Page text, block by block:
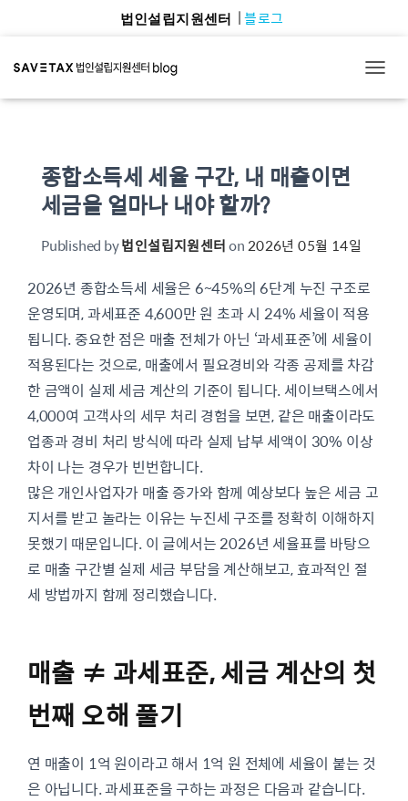
법인설립지원센터 블로그
종합소득세 세율 구간, 내 매출이면
세금을 얼마나 내야 할까?
Published by법인설립지원센터on2026년 05월 14일
2026년 종합소득세 세율은 6~45%의 6단계 누진 구조로
운영되며, 과세표준 4,600만 원 초과 시 24% 세율이 적용
됩니다. 중요한 점은 매출 전체가 아닌 ‘과세표준’에 세율이
적용된다는 것으로, 매출에서 필요경비와 각종 공제를 차감
한 금액이 실제 세금 계산의 기준이 됩니다. 세이브택스에서
4,000여 고객사의 세무 처리 경험을 보면, 같은 매출이라도
업종과 경비 처리 방식에 따라 실제 납부 세액이 30% 이상
차이 나는 경우가 빈번합니다.
많은 개인사업자가 매출 증가와 함께 예상보다 높은 세금 고
지서를 받고 놀라는 이유는 누진세 구조를 정확히 이해하지
못했기 때문입니다. 이 글에서는 2026년 세율표를 바탕으
로 매출 구간별 실제 세금 부담을 계산해보고, 효과적인 절
세 방법까지 함께 정리했습니다.
매출 ≠ 과세표준, 세금 계산의 첫
번째 오해 풀기
연 매출이 1억 원이라고 해서 1억 원 전체에 세율이 붙는 것
은 아닙니다. 과세표준을 구하는 과정은 다음과 같습니다.